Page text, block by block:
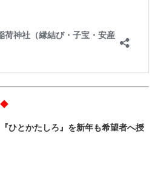
◆
ひとかたしろ』を新年も希望者へ授